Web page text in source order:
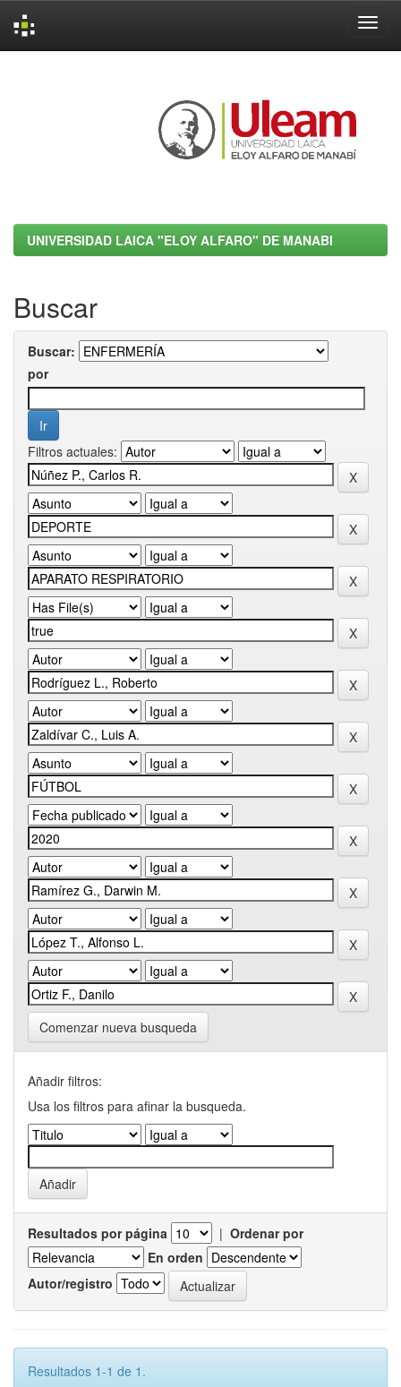
UNIVERSIDAD LAICA "ELOY ALFARO" DE MANABI
Buscar
Buscar:
por
Filtros actuales:
Comenzar nueva busqueda
Añadir filtros:
Usa los filtros para afinar la busqueda.
Resultados por página | Ordenar por
En orden
Autor/registro
Resultados 1-1 de 1.